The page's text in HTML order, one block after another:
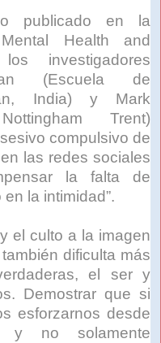
publicado en la
Health and
investigadores
(Escuela de
India) y Mark
Trent)
compulsivo de
las redes sociales
la falta de
la intimidad”.
el culto a la imagen
dificulta más
el ser y
Demostrar que si
esforzarnos desde
y no solamente